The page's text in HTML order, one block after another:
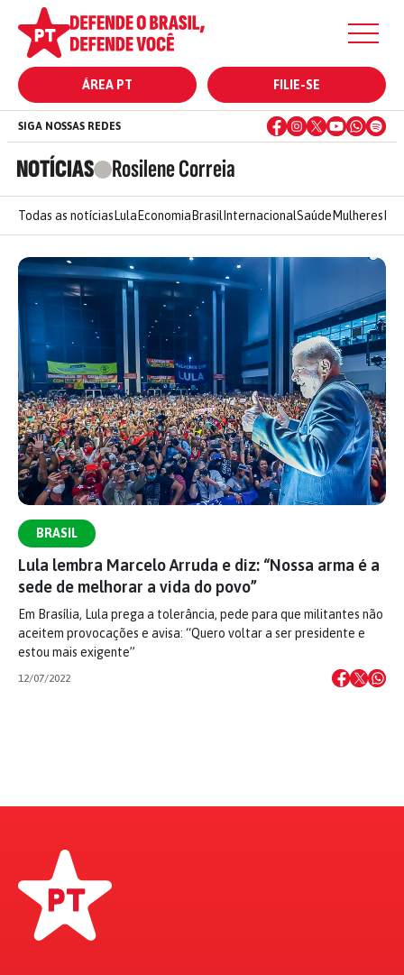
ÁREA PT FILIE-SE
NOTÍCIAS Rosilene Correia
SIGA NOSSAS REDES
Todas as notícias Lula Economia Brasil InternacionalSaúde Mulheres
BRASIL
Lula lembra Marcelo Arruda e diz: “Nossa arma é a
sede de melhorar a vida do povo”
Em Brasília, Lula prega a tolerância, pede para que militantes não
aceitem provocações e avisa: “Quero voltar a ser presidente e
estou mais exigente”
12/07/2022